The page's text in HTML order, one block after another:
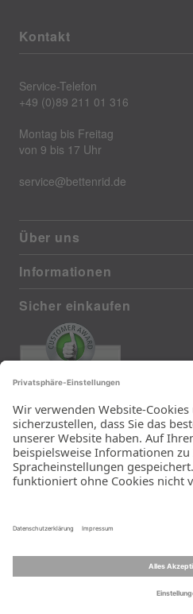
Kontakt
Service-Telefon
+49 (0)89 211 01 316
Montag bis Freitag
von 9 bis 17 Uhr
service@bettenrid.de
Über uns
Informationen
Sicher einkaufen
385 reviews from real customers
(last 12 months)
Total: 11283
Die Auswahl und die
Einfachheit der
Bestellung.